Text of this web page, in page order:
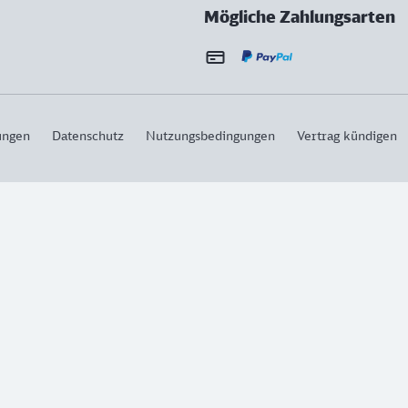
Mögliche Zahlungsarten
Datenschutz Nutzungsbedingungen Vertrag kündigen